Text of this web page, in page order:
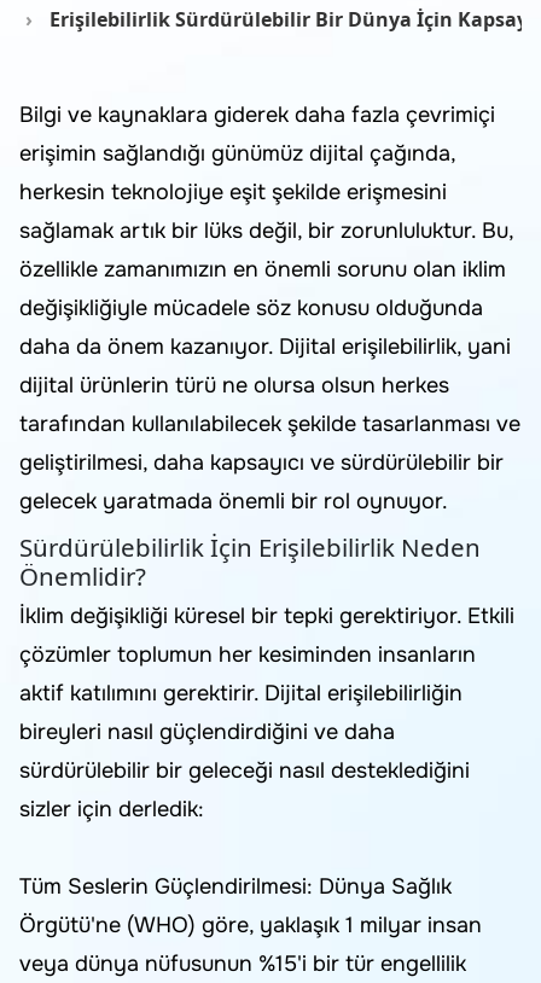
Erişilebilirlik Sürdürülebilir Bir Dünya İçin
Bilgi ve kaynaklara giderek daha fazla çevrimiçi
erişimin sağlandığı günümüz dijital çağında,
herkesin teknolojiye eşit şekilde erişmesini
sağlamak artık bir lüks değil, bir zorunluluktur. Bu,
özellikle zamanımızın en önemli sorunu olan iklim
değişikliğiyle mücadele söz konusu olduğunda
daha da önem kazanıyor. Dijital erişilebilirlik, yani
dijital ürünlerin türü ne olursa olsun herkes
tarafından kullanılabilecek şekilde tasarlanması ve
geliştirilmesi, daha kapsayıcı ve sürdürülebilir bir
gelecek yaratmada önemli bir rol oynuyor.
Sürdürülebilirlik İçin Erişilebilirlik Neden
Önemlidir?
İklim değişikliği küresel bir tepki gerektiriyor. Etkili
çözümler toplumun her kesiminden insanların
aktif katılımını gerektirir. Dijital erişilebilirliğin
bireyleri nasıl güçlendirdiğini ve daha
sürdürülebilir bir geleceği nasıl desteklediğini
sizler için derledik:
Tüm Seslerin Güçlendirilmesi: Dünya Sağlık
Örgütü'ne (WHO) göre, yaklaşık 1 milyar insan
veya dünya nüfusunun %15'i bir tür engellilik